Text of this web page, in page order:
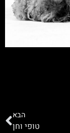
הבא
טופי וחן